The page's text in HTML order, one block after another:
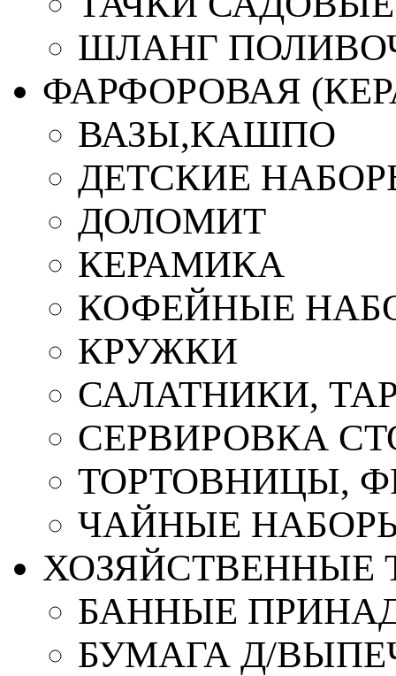
ШЛАНГ
ФАРФОРОВАЯ
ВАЗЫ,КАШПО
ДЕТСКИЕ
ДОЛОМИТ
КЕРАМИКА
КОФЕЙНЫЕ
КРУЖКИ
САЛАТНИКИ,
СЕРВИРОВКА
ТОРТОВНИЦЫ,
ЧАЙНЫЕ
ХОЗЯЙСТВЕННЫЕ
БАННЫЕ
БУМАГА Д/